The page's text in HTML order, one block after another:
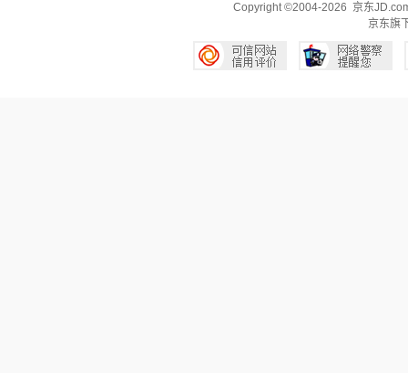
Copyright ©2004-2026 京东
京东旗